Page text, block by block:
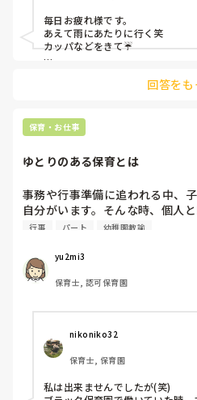
毎日お疲れ様です。
あえて雨にあたりに行く笑
カッパなどをきて☔️
回答をも
保育・お仕事
ゆとりのある保育とは
事務や行事準備に追われる中、
自分がいます。そんな時、個人
が配慮してくれてるなと感じる
行事 パート 幼稚園教諭
yu2mi3
保育士, 認可保育園
nikoniko32
保育士, 保育園
私は出来ませんでしたが(笑)